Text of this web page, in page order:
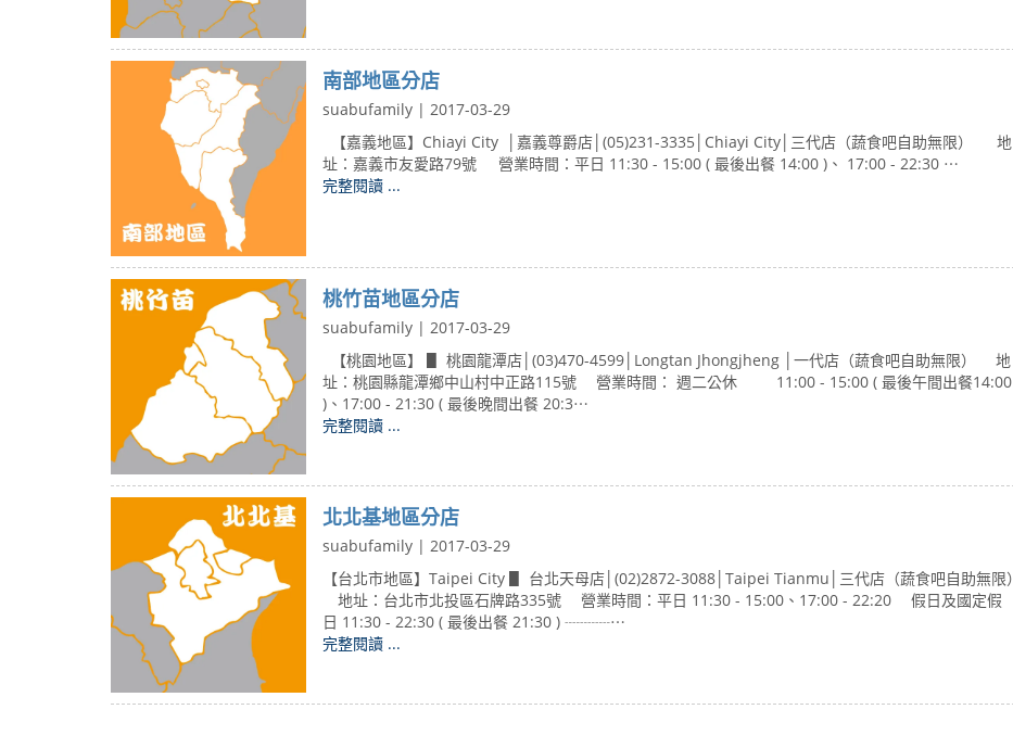
南部地區分店
suabufamily | 2017-03-29
【嘉義地區】Chiayi City │嘉義尊爵店│(05)231-3335│Chiayi City│三代店（蔬食吧自助無限） 地
址：嘉義市友愛路79號 營業時間：平日 11:30 - 15:00 ( 最後出餐 14:00 )、 17:00 - 22:30 ⋯
完整閱讀 ...
桃竹苗地區分店
suabufamily | 2017-03-29
【桃園地區】 ▋ 桃園龍潭店│(03)470-4599│Longtan​ Jhongjheng │一代店（蔬食吧自助無限） 地
址：桃園縣龍潭鄉中山村中正路115號 營業時間： 週二公休 11:00 - 15:00 ( 最後午間出餐14:00
)、17:00 - 21:30 ( 最後晚間出餐 20:3⋯
完整閱讀 ...
北北基地區分店
suabufamily | 2017-03-29
​​ 【台北市地區】Taipei City ▋ 台北天母店│(02)2872-3088│Taipei Tianmu│三代店（蔬食吧自助無限）
地址：台北市北投區石牌路335號 營業時間：平日 11:30 - 15:00、17:00 - 22:20 假日及國定假
日 11:30 - 22:30 ( 最後出餐 21:30 ) ┈┈┈⋯
完整閱讀 ...